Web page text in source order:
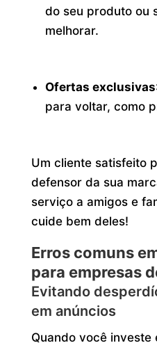
do seu produto ou
melhorar.
Ofertas exclusivas
para voltar, como
Um cliente satisfeito
defensor da sua
serviço a amigos e
cuide bem deles!
Erros comuns
para empresas
Evitando
em anúncios
Quando você investe